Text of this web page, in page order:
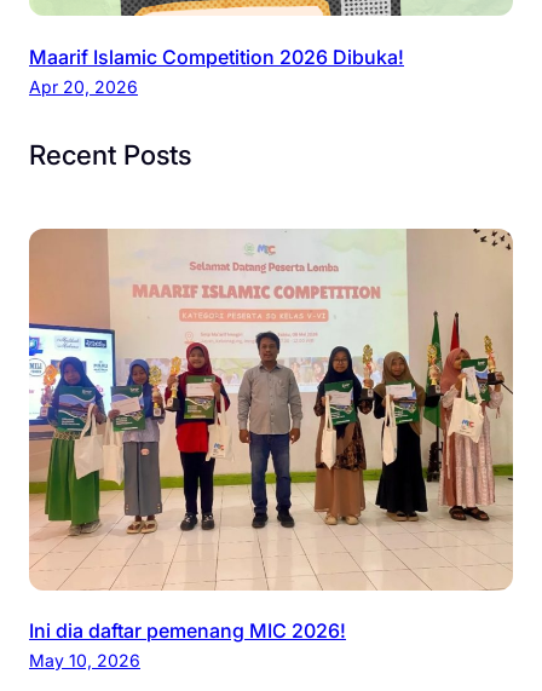
Maarif Islamic Competition 2026 Dibuka!
Apr 20, 2026
Recent Posts
Ini dia daftar pemenang MIC 2026!
May 10, 2026